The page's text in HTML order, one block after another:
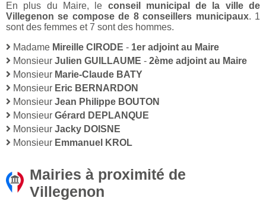
En plus du Maire, le conseil municipal de la ville de
Villegenon se compose de 8 conseillers municipaux. 1
sont des femmes et 7 sont des hommes.
Madame Mireille CIRODE - 1er adjoint au Maire
Monsieur Julien GUILLAUME - 2ème adjoint au Maire
Monsieur Marie-Claude BATY
Monsieur Eric BERNARDON
Monsieur Jean Philippe BOUTON
Monsieur Gérard DEPLANQUE
Monsieur Jacky DOISNE
Monsieur Emmanuel KROL
Mairies à proximité de
Villegenon